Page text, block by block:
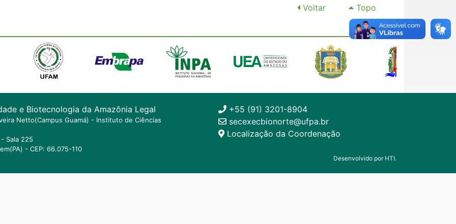
Voltar Topo
e Biotecnologia da Amazônia Legal
Netto(Campus Guamá) - Instituto de Ciências
Sala 225
- CEP: 66.075-110
+55 (91) 3201-8904
secexecbionorte@ufpa.br
Localização da Coordenação
Desenvolvido por HTI.